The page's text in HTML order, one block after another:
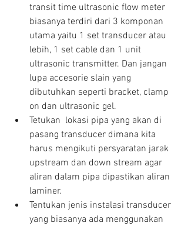
transit time ultrasonic flow meter
biasanya terdiri dari 3 komponan
utama yaitu 1 set transducer atau
lebih, 1 set cable dan 1 unit
ultrasonic transmitter. Dan jangan
lupa accesorie slain yang
dibutuhkan seperti bracket, clamp
on dan ultrasonic gel.
Tetukan  lokasi pipa yang akan di
pasang transducer dimana kita
harus mengikuti persyaratan jarak
upstream dan down stream agar
aliran dalam pipa dipastikan aliran
laminer.
Tentukan jenis instalasi transducer
yang biasanya ada menggunakan